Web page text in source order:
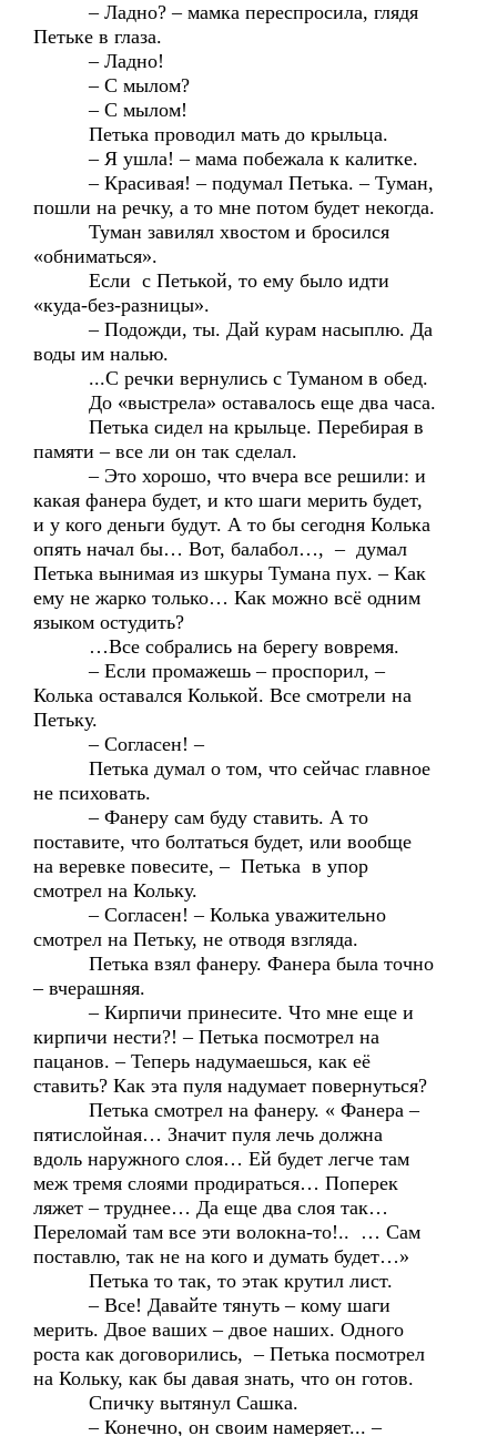
– Ладно? – мамка переспросила, глядя
Петьке в глаза.
– Ладно!
– С мылом?
– С мылом!
Петька проводил мать до крыльца.
– Я ушла! – мама побежала к калитке.
– Красивая! – подумал Петька. – Туман,
пошли на речку, а то мне потом будет некогда.
Туман завилял хвостом и бросился
«обниматься».
Если с Петькой, то ему было идти
«куда-без-разницы».
– Подожди, ты. Дай курам насыплю. Да
воды им налью.
...С речки вернулись с Туманом в обед.
До «выстрела» оставалось еще два часа.
Петька сидел на крыльце. Перебирая в
памяти – все ли он так сделал.
– Это хорошо, что вчера все решили: и
какая фанера будет, и кто шаги мерить будет,
и у кого деньги будут. А то бы сегодня Колька
опять начал бы… Вот, балабол…, – думал
Петька вынимая из шкуры Тумана пух. – Как
ему не жарко только… Как можно всё одним
языком остудить?
…Все собрались на берегу вовремя.
– Если промажешь – проспорил, –
Колька оставался Колькой. Все смотрели на
Петьку.
– Согласен! –
Петька думал о том, что сейчас главное
не психовать.
– Фанеру сам буду ставить. А то
поставите, что болтаться будет, или вообще
на веревке повесите, – Петька в упор
смотрел на Кольку.
– Согласен! – Колька уважительно
смотрел на Петьку, не отводя взгляда.
Петька взял фанеру. Фанера была точно
– вчерашняя.
– Кирпичи принесите. Что мне еще и
кирпичи нести?! – Петька посмотрел на
пацанов. – Теперь надумаешься, как её
ставить? Как эта пуля надумает повернуться?
Петька смотрел на фанеру. « Фанера –
пятислойная… Значит пуля лечь должна
вдоль наружного слоя… Ей будет легче там
меж тремя слоями продираться… Поперек
ляжет – труднее… Да еще два слоя так…
Переломай там все эти волокна-то!.. … Сам
поставлю, так не на кого и думать будет…»
Петька то так, то этак крутил лист.
– Все! Давайте тянуть – кому шаги
мерить. Двое ваших – двое наших. Одного
роста как договорились, – Петька посмотрел
на Кольку, как бы давая знать, что он готов.
Спичку вытянул Сашка.
– Конечно, он своим намеряет... –